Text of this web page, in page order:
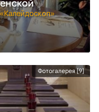
Фотогалерея [9]